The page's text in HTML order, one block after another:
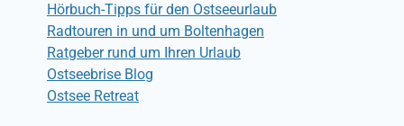
Hörbuch-Tipps für den Ostseeurlaub
Radtouren in und um Boltenhagen
Ratgeber rund um Ihren Urlaub
Ostseebrise Blog
Ostsee Retreat